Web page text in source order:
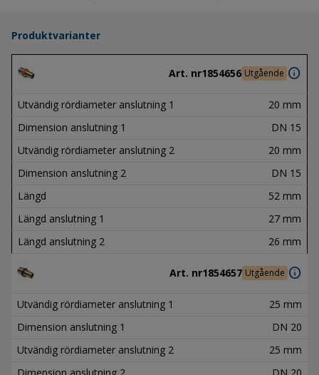
Produktvarianter
Art. nr1854656 Utgående info
Utvändig rördiameter anslutning 1
20 mm
Dimension anslutning 1
DN 15
Utvändig rördiameter anslutning 2
20 mm
Dimension anslutning 2
DN 15
Längd
52 mm
Längd anslutning 1
27 mm
Längd anslutning 2
26 mm
Art. nr1854657 Utgående info
Utvändig rördiameter anslutning 1
25 mm
Dimension anslutning 1
DN 20
Utvändig rördiameter anslutning 2
25 mm
Dimension anslutning 2
DN 20